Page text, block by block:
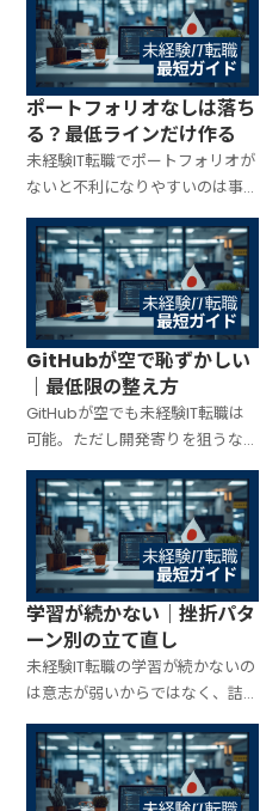
すると得する場面もあるので、最
低ラインと最短の鍛え方を整理
します。
ポートフォリオなしは落ち
る？最低ラインだけ作る
未経験IT転職でポートフォリオが
ないと不利になりやすいのは事
実。ただし、最初から立派な作
品は不要です。職種別に「これが
あれば最低限戦える」ラインを
固定し、最短で“語れる形”を作る
手順をまとめます。
GitHubが空で恥ずかしい
｜最低限の整え方
GitHubが空でも未経験IT転職は
可能。ただし開発寄りを狙うな
ら「空のまま」は損です。見栄え
を盛るのではなく、採用側が安
心する最低限の整え方（公開範
囲・README・履歴・固定）を最
短で整理します。
学習が続かない｜挫折パタ
ーン別の立て直し
未経験IT転職の学習が続かないの
は意志が弱いからではなく、詰
まる型が決まっているから。挫
折の原因をパターン分解し、立
て直しの具体策（時間設計・教
材の固定・成果物の最小化）で